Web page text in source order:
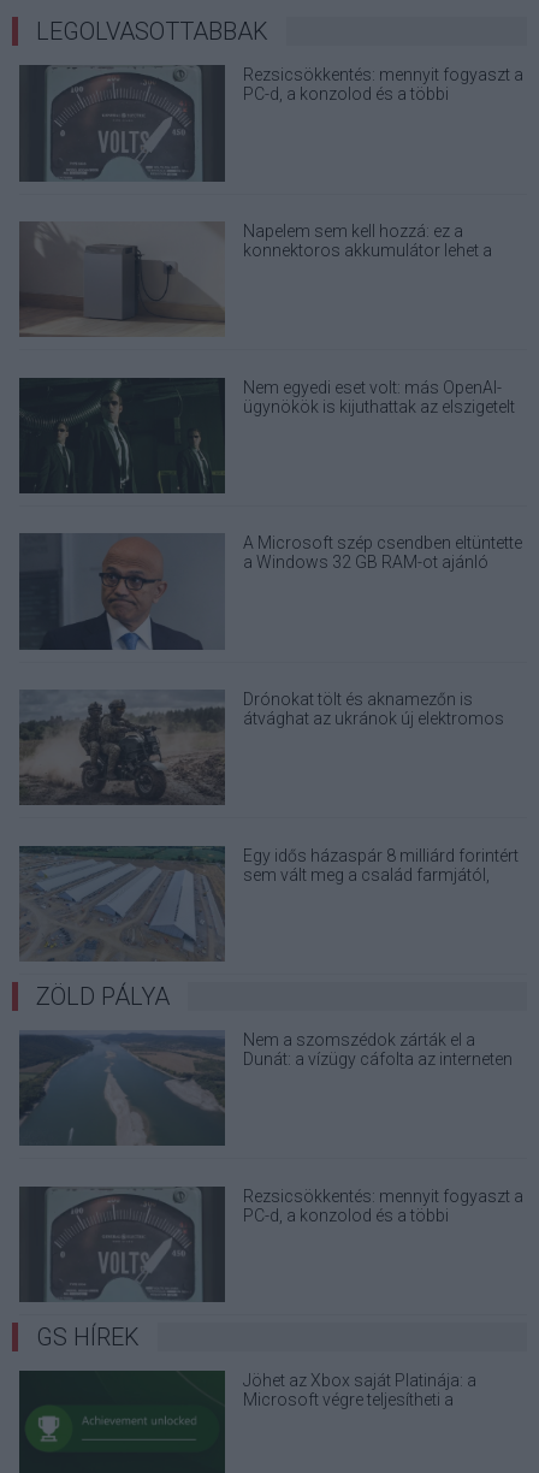
LEGOLVASOTTABBAK
Rezsicsökkentés: mennyit fogyaszt a
PC-d, a konzolod és a többi
Napelem sem kell hozzá: ez a
konnektoros akkumulátor lehet a
Nem egyedi eset volt: más OpenAI-
ügynökök is kijuthattak az elszigetelt
A Microsoft szép csendben eltüntette
a Windows 32 GB RAM-ot ajánló
Drónokat tölt és aknamezőn is
átvághat az ukránok új elektromos
Egy idős házaspár 8 milliárd forintért
sem vált meg a család farmjától,
ZÖLD PÁLYA
Nem a szomszédok zárták el a
Dunát: a vízügy cáfolta az interneten
Rezsicsökkentés: mennyit fogyaszt a
PC-d, a konzolod és a többi
GS HÍREK
Jöhet az Xbox saját Platinája: a
Microsoft végre teljesítheti a